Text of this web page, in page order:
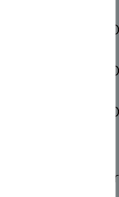
07:00 -
07:00 -
07:00 -
sind auch